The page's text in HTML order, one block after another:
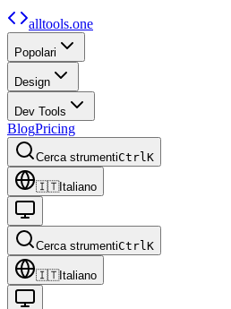
alltools.one
Popolari
Design
Dev Tools
BlogPricing
Cerca strumentiCtrlK
🇮🇹Italiano
Cerca strumentiCtrlK
🇮🇹Italiano